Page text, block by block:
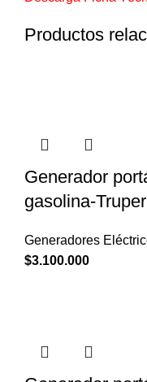
Productos
Generador
gasolina-
Generadores
$3.100.000